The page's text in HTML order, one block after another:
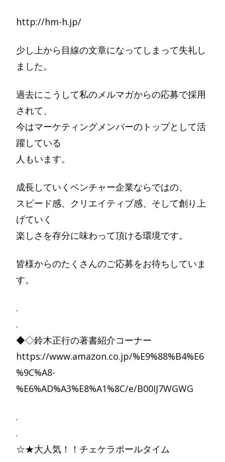
http://hm-h.jp/
少し上から目線の文章になってしまって失礼し
ました。
過去にこうして私のメルマガからの応募で採用
されて、
今はマーケティングメンバーのトップとして活
躍している
人もいます。
成長していくベンチャー企業ならではの、
スピード感、クリエイティブ感、そして創り上
げていく
楽しさを存分に味わって頂ける環境です。
皆様からのたくさんのご応募をお待ちしていま
す。
.
.
◆◇鈴木正行の著書紹介コーナー
https://www.amazon.co.jp/%E9%88%B4%E6
%9C%A8-
%E6%AD%A3%E8%A1%8C/e/B00IJ7WGWG
.
.
☆★大人気！！チェケラポールタイム